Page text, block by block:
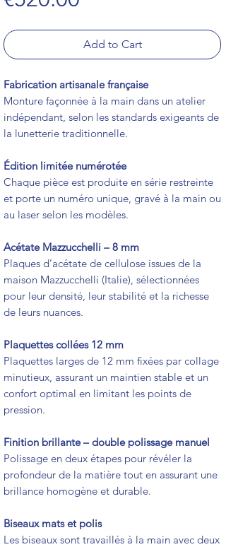
Add to Cart
Fabrication artisanale française
Monture façonnée à la main dans un atelier
indépendant, selon les standards exigeants de
la lunetterie traditionnelle.
Édition limitée numérotée
Chaque pièce est produite en série restreinte
et porte un numéro unique, gravé à la main ou
au laser selon les modèles.
Acétate Mazzucchelli – 8 mm
Plaques d’acétate de cellulose issues de la
maison Mazzucchelli (Italie), sélectionnées
pour leur densité, leur stabilité et la richesse
de leurs nuances.
Plaquettes collées 12 mm
Plaquettes larges de 12 mm fixées par collage
minutieux, assurant un maintien stable et un
confort optimal en limitant les points de
pression.
Finition brillante – double polissage manuel
Polissage en deux étapes pour révéler la
profondeur de la matière tout en assurant une
brillance homogène et durable.
Biseaux mats et polis
Les biseaux sont travaillés à la main avec deux